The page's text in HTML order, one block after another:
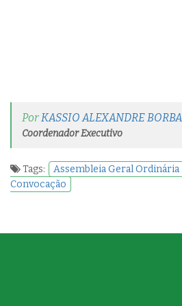
Por KASSIO ALEXANDRE BORBA
Coordenador Executivo
Tags: Assembleia Geral Ordinária
Convocação